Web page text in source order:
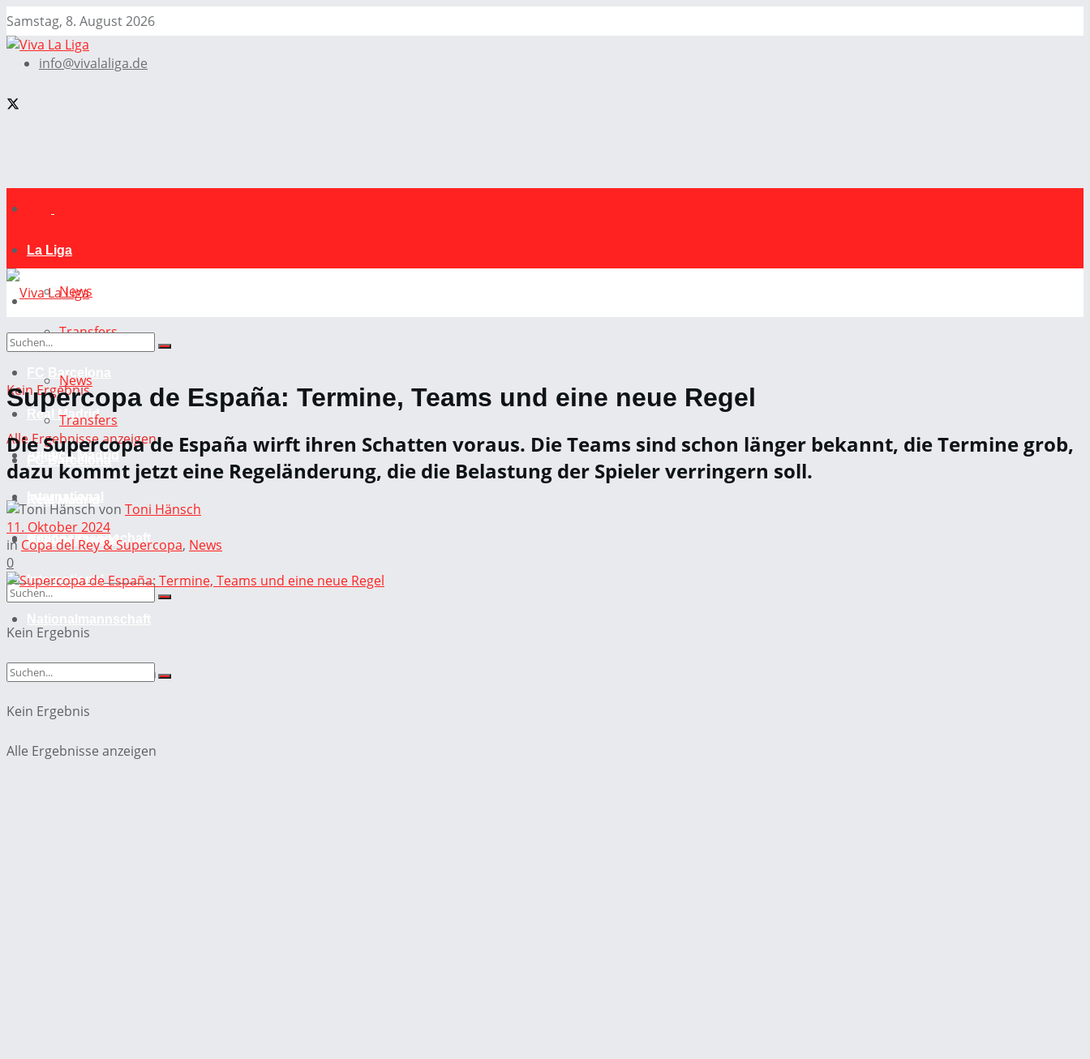
Samstag, 8. August 2026
info@vivalaliga.de
La Liga
News
Transfers
FC Barcelona
Real Madrid
Atletico Madrid
Nationalmannschaft
Kein Ergebnis
Alle Ergebnisse anzeigen
La Liga
News
Transfers
FC Barcelona
Atletico Madrid
International
Kein Ergebnis
Alle Ergebnisse anzeigen
Kein Ergebnis
Alle Ergebnisse anzeigen
Supercopa de España: Termine, Teams und eine neue Regel
Die Supercopa de España wirft ihren Schatten voraus. Die Teams sind schon länger bekannt, die Termine grob,
dazu kommt jetzt eine Regeländerung, die die Belastung der Spieler verringern soll.
von Toni Hänsch
11. Oktober 2024
in Copa del Rey & Supercopa, News
0